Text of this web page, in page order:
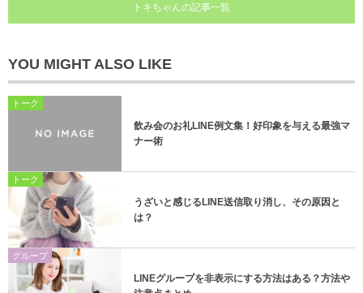
トキちゃんの記事一覧
YOU MIGHT ALSO LIKE
トーク
飲み会のお礼LINE例文集！好印象を与える最強マ
ナー術
トーク
うざいと感じるLINE送信取り消し、その原因と
は？
グループ
LINEグループを非表示にする方法はある？方法や